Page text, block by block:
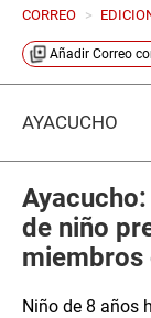
CORREO >
Añadir Correo
AYACUCHO
de niño
miembros
Niño de 8 años